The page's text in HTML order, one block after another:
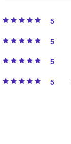
5
5
5
5